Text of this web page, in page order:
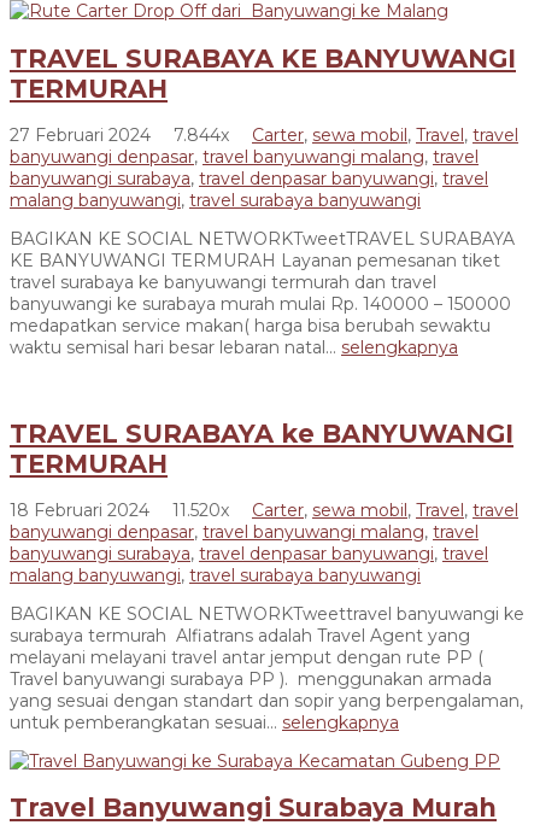
TRAVEL SURABAYA KE BANYUWANGI
TERMURAH
27 Februari 2024 7.844x Carter, sewa mobil, Travel, travel
banyuwangi denpasar, travel banyuwangi malang, travel
banyuwangi surabaya, travel denpasar banyuwangi, travel
malang banyuwangi, travel surabaya banyuwangi
BAGIKAN KE SOCIAL NETWORKTweetTRAVEL SURABAYA
KE BANYUWANGI TERMURAH Layanan pemesanan tiket
travel surabaya ke banyuwangi termurah dan travel
banyuwangi ke surabaya murah mulai Rp. 140000 – 150000
medapatkan service makan( harga bisa berubah sewaktu
waktu semisal hari besar lebaran natal... selengkapnya
TRAVEL SURABAYA ke BANYUWANGI
TERMURAH
18 Februari 2024 11.520x Carter, sewa mobil, Travel, travel
banyuwangi denpasar, travel banyuwangi malang, travel
banyuwangi surabaya, travel denpasar banyuwangi, travel
malang banyuwangi, travel surabaya banyuwangi
BAGIKAN KE SOCIAL NETWORKTweettravel banyuwangi ke
surabaya termurah Alfiatrans adalah Travel Agent yang
melayani melayani travel antar jemput dengan rute PP (
Travel banyuwangi surabaya PP ). menggunakan armada
yang sesuai dengan standart dan sopir yang berpengalaman,
untuk pemberangkatan sesuai... selengkapnya
Travel Banyuwangi Surabaya Murah